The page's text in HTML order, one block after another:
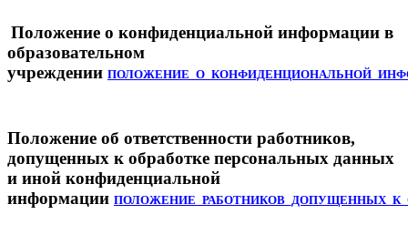
Положение о конфиденциальной информации в
образовательном
учреждении
Положение об ответственности работников,
допущенных к обработке персональных данных
и иной конфиденциальной
информации